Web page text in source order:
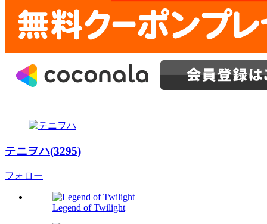
テニヲハ(3295)
フォロー
Legend of Twilight